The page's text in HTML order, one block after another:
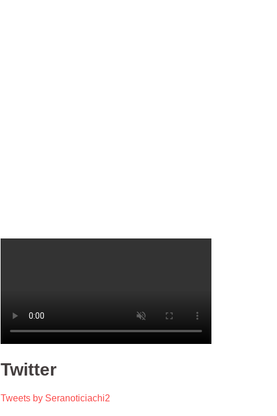
Twitter
Tweets by Seranoticiachi2